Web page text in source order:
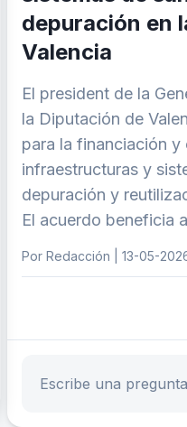
depuración en
Valencia
El president de la
la Diputación de
para la financiación y
infraestructuras y
depuración y
El acuerdo beneficia
Por Redacción | 13-05-
Escribe tu pregunta